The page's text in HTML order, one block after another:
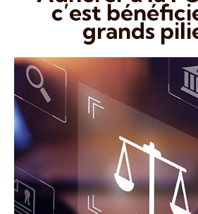
c’est
grands